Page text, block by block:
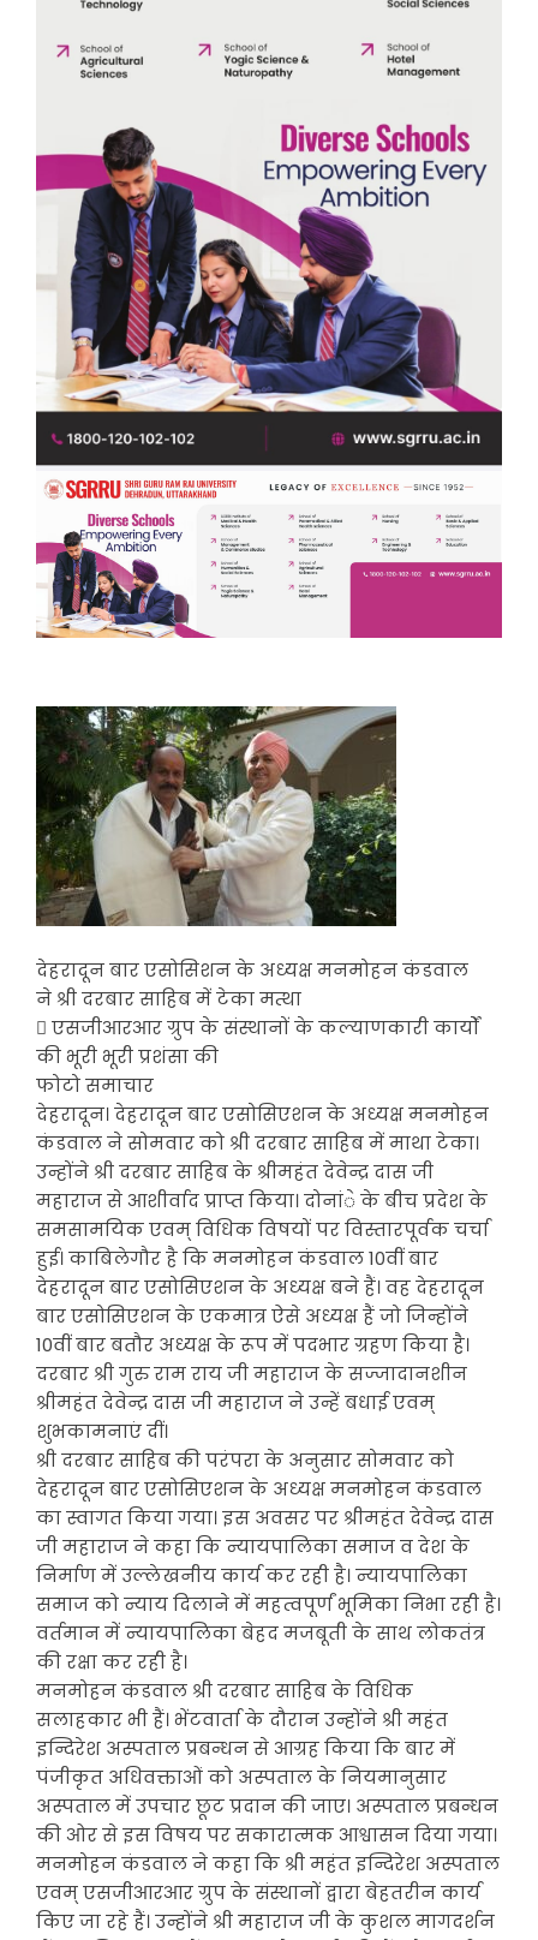
देहरादून बार एसोसिशन के अध्यक्ष मनमोहन कंडवाल
ने श्री दरबार साहिब में टेका मत्था
 एसजीआरआर ग्रुप के संस्थानों के कल्याणकारी कार्यों
की भूरी भूरी प्रशंसा की
फोटो समाचार
देहरादून। देहरादून बार एसोसिएशन के अध्यक्ष मनमोहन
कंडवाल ने सोमवार को श्री दरबार साहिब में माथा टेका।
उन्होंने श्री दरबार साहिब के श्रीमहंत देवेन्द्र दास जी
महाराज से आशीर्वाद प्राप्त किया। दोनांे के बीच प्रदेश के
समसामयिक एवम् विधिक विषयों पर विस्तारपूर्वक चर्चा
हुई। काबिलेगौर है कि मनमोहन कंडवाल 10वीं बार
देहरादून बार एसोसिएशन के अध्यक्ष बने हैं। वह देहरादून
बार एसोसिएशन के एकमात्र ऐसे अध्यक्ष हैं जो जिन्होंने
10वीं बार बतौर अध्यक्ष के रूप में पदभार ग्रहण किया है।
दरबार श्री गुरु राम राय जी महाराज के सज्जादानशीन
श्रीमहंत देवेन्द्र दास जी महाराज ने उन्हें बधाई एवम्
शुभकामनाएं दीं।
श्री दरबार साहिब की परंपरा के अनुसार सोमवार को
देहरादून बार एसोसिएशन के अध्यक्ष मनमोहन कंडवाल
का स्वागत किया गया। इस अवसर पर श्रीमहंत देवेन्द्र दास
जी महाराज ने कहा कि न्यायपालिका समाज व देश के
निर्माण में उल्लेखनीय कार्य कर रही है। न्यायपालिका
समाज को न्याय दिलाने में महत्वपूर्णं भूमिका निभा रही है।
वर्तमान में न्यायपालिका बेहद मजबूती के साथ लोकतंत्र
की रक्षा कर रही है।
मनमोहन कंडवाल श्री दरबार साहिब के विधिक
सलाहकार भी हैं। भेंटवार्ता के दौरान उन्होंने श्री महंत
इन्दिरेश अस्पताल प्रबन्धन से आग्रह किया कि बार में
पंजीकृत अधिवक्ताओं को अस्पताल के नियमानुसार
अस्पताल में उपचार छूट प्रदान की जाए। अस्पताल प्रबन्धन
की ओर से इस विषय पर सकारात्मक आश्वासन दिया गया।
मनमोहन कंडवाल ने कहा कि श्री महंत इन्दिरेश अस्पताल
एवम् एसजीआरआर ग्रुप के संस्थानों द्वारा बेहतरीन कार्य
किए जा रहे हैं। उन्होंने श्री महाराज जी के कुशल मागदर्शन